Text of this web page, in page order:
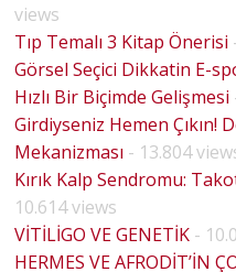
views
Tıp Temalı 3 Kitap Önerisi
Görsel Seçici Dikkatin E-
Hızlı Bir Biçimde Gelişmesi
Girdiyseniz Hemen
Mekanizması - 13.804
Kırık Kalp Sendromu:
10.614 views
VİTİLİGO VE GENETİK -
HERMES VE AFRODİT’İN